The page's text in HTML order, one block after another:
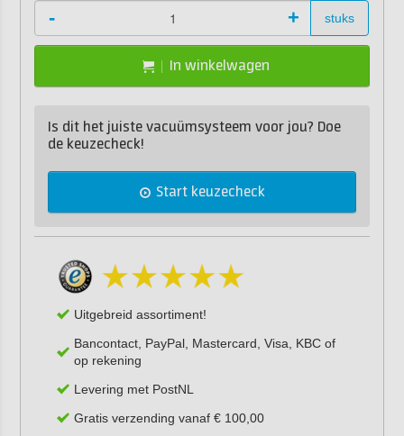
- + stuks
In winkelwagen
Is dit het juiste vacuümsysteem voor jou? Doe
de keuzecheck!
Start keuzecheck
Uitgebreid assortiment!
Bancontact, PayPal, Mastercard, Visa, KBC of
op rekening
Levering met PostNL
Gratis verzending vanaf € 100,00